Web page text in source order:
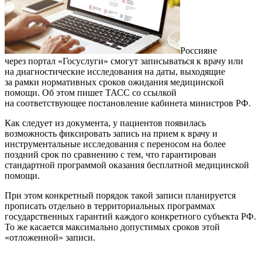
Россияне
через портал «Госуслуги» смогут записываться к врачу или
на диагностические исследования на даты, выходящие
за рамки нормативных сроков ожидания медицинской
помощи. Об этом пишет ТАСС со ссылкой
на соответствующее постановление кабинета министров РФ.
Как следует из документа, у пациентов появилась
возможность фиксировать запись на прием к врачу и
инструментальные исследования с переносом на более
поздний срок по сравнению с тем, что гарантирован
стандартной программой оказания бесплатной медицинской
помощи.
При этом конкретный порядок такой записи планируется
прописать отдельно в территориальных программах
государственных гарантий каждого конкретного субъекта РФ.
То же касается максимально допустимых сроков этой
«отложенной» записи.